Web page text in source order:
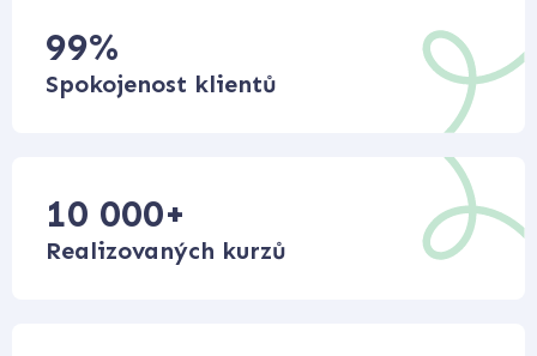
99%
Spokojenost klientů
10 000+
Realizovaných kurzů